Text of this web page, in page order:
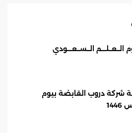
الــعــلـــم الــســعـــودي
شركة دروب القابضة بيوم